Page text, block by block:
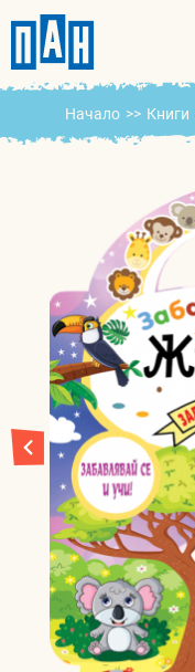
Начало >> Книги